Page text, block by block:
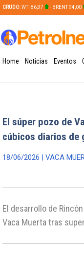
CRUDO: WTI 86,97 - BRENT 94,00
Home Noticias Eventos
El súper pozo de
cúbicos diarios de
18/06/2026 | VACA
El desarrollo de
Vaca Muerta tras